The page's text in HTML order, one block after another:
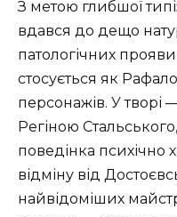
З метою глибшої
вдався до дещо
патологічних
стосується як
персонажів. У творі
Регіною
поведінка психічно
відміну від
найвідоміших